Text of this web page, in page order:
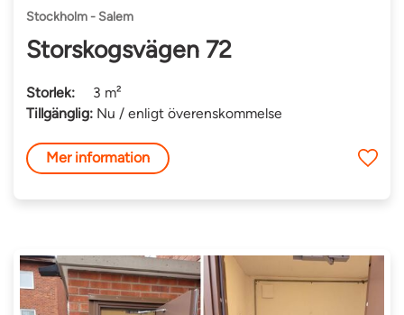
Stockholm - Salem
Storskogsvägen 72
Storlek:
3 m²
Tillgänglig: Nu / enligt överenskommelse
Mer information